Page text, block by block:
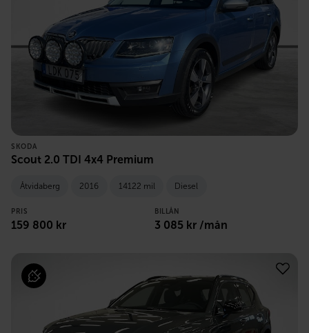
SKODA
Scout 2.0 TDI 4x4 Premium
Åtvidaberg 2016 14122 mil Diesel
PRIS
159 800 kr
BILLÅN
3 085 kr /mån